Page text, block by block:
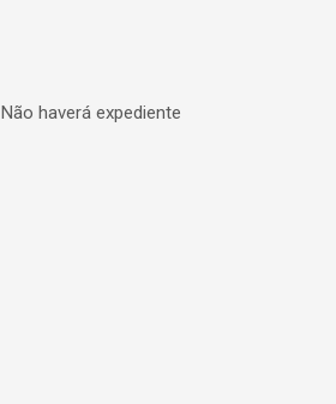
Não haverá expediente